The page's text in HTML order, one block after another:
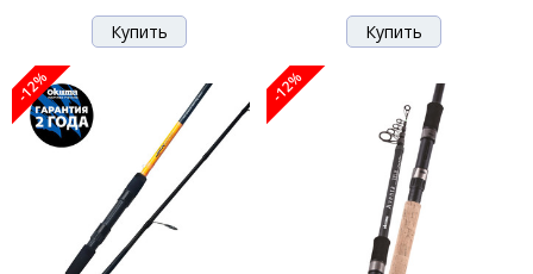
-12%
-12% -12%